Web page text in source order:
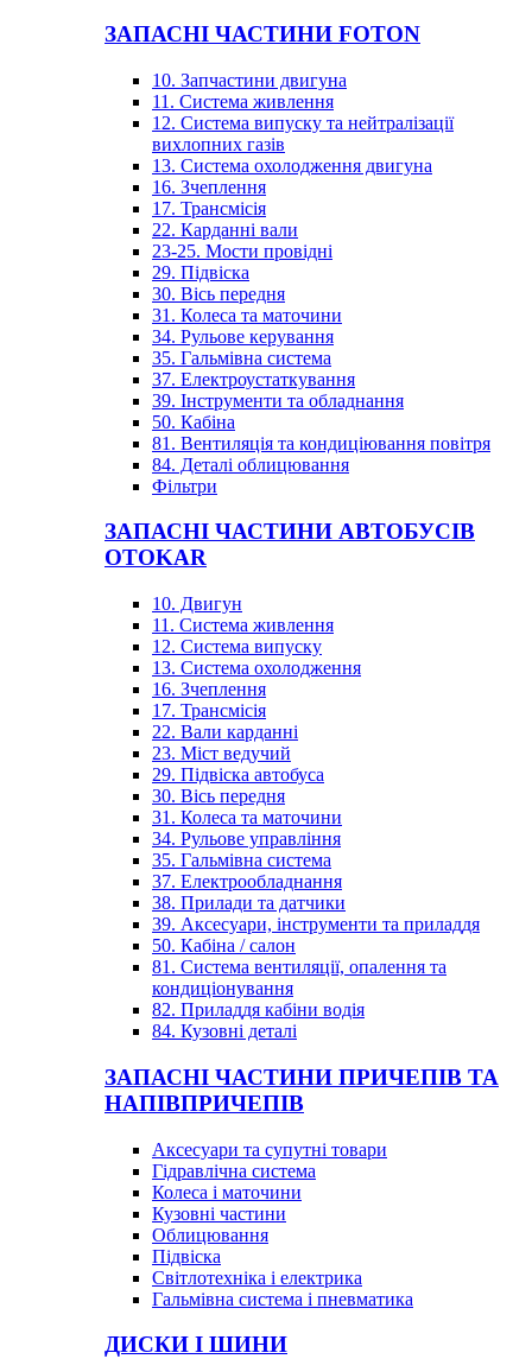
ЗАПАСНІ ЧАСТИНИ FOTON
10. Запчастини двигуна
11. Система живлення
12. Система випуску та нейтралізації
вихлопних газів
13. Система охолодження двигуна
16. Зчеплення
17. Трансмісія
22. Карданні вали
23-25. Мости провідні
29. Підвіска
30. Вісь передня
31. Колеса та маточини
34. Рульове керування
35. Гальмівна система
37. Електроустаткування
39. Інструменти та обладнання
50. Кабіна
81. Вентиляція та кондиціювання повітря
84. Деталі облицювання
Фільтри
ЗАПАСНІ ЧАСТИНИ АВТОБУСІВ
OTOKAR
10. Двигун
11. Система живлення
12. Система випуску
13. Система охолодження
16. Зчеплення
17. Трансмісія
22. Вали карданні
23. Міст ведучий
29. Підвіска автобуса
30. Вісь передня
31. Колеса та маточини
34. Рульове управління
35. Гальмівна система
37. Електрообладнання
38. Прилади та датчики
39. Аксесуари, інструменти та приладдя
50. Кабіна / салон
81. Система вентиляції, опалення та
кондиціонування
82. Приладдя кабіни водія
84. Кузовні деталі
ЗАПАСНІ ЧАСТИНИ ПРИЧЕПІВ ТА
НАПІВПРИЧЕПІВ
Аксесуари та супутні товари
Гідравлічна система
Колеса і маточини
Кузовні частини
Облицювання
Підвіска
Світлотехніка і електрика
Гальмівна система і пневматика
ДИСКИ І ШИНИ